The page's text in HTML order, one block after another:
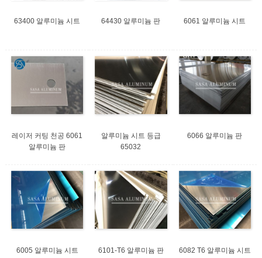
63400 알루미늄 시트 64430 알루미늄 판 6061 알루미늄 시트
레이저 커팅 천공 6061
알루미늄 판
알루미늄 시트 등급
65032
6066 알루미늄 판
6005 알루미늄 시트 6101-T6 알루미늄 판 6082 T6 알루미늄 시트